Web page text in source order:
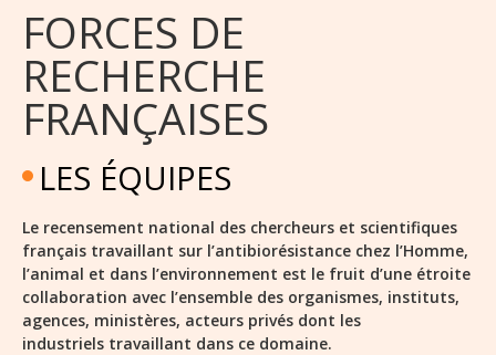
FORCES DE
RECHERCHE
FRANÇAISES
LES ÉQUIPES
Le recensement national des chercheurs et scientifiques
français travaillant sur l’antibiorésistance chez l’Homme,
l’animal et dans l’environnement est le fruit d’une étroite
collaboration avec l’ensemble des organismes, instituts,
agences, ministères, acteurs privés dont les
industriels travaillant dans ce domaine.